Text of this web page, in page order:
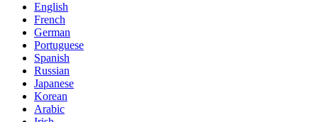
English
French
German
Portuguese
Spanish
Russian
Japanese
Korean
Arabic